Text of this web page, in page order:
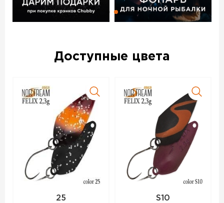
На всех блеснах Norstream Area Felix стоят качественные
крючки без бородок из проволоки средней толщины.
белого хищника. При создании блесен были учтены
пожелания многих ведущих спортсменов по ловле
Блесна колеблющаяся NORSTREAM FELIX 3 г код цв. 43 –
данный товар доступен для заказа в интернет-магазине
BigGame по цене 280 руб. с доставкой в Новосибирске и
по всей России. Для того, чтобы купить данный товар,
положите его в корзину или позвоните по телефону +7
(383) 285-41-01
Доступные цвета
25 S10